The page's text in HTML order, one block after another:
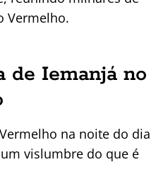
Vermelho.
de Iemanjá no
na noite do dia
vislumbre do que é